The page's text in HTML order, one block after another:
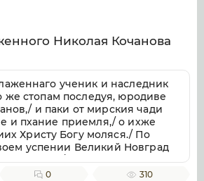
Николая Кочанова
ученик и наследник
же стопам последуя, юродиве
и паки от мирския чади
и пхание приемля,/ о ихже
Христу Богу моляся./ По
успении Великий Новград
в себе,/ яко неистощимое
бо исцеление/ с верою
0 310